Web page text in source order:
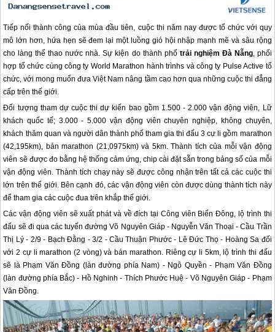
Tiếp nối thành công của mùa đầu tiên, cuộc thi năm nay được tổ chức với quy
mô lớn hơn, hứa hẹn sẽ đem lại một luồng gió hội nhập mạnh mẽ và sâu rộng
cho làng thể thao nước nhà. Sự kiện do thành phố trải nghiệm Đà Nẵng, phối
hợp tổ chức cùng công ty World Marathon hành trìnhs và công ty Pulse Active tổ
chức, với mong muốn đưa Việt Nam nâng tầm cao hơn qua những cuộc thi đẳng
cấp trên thế giới.
Đối tượng tham dự cuộc thi dự kiến bao gồm 1.500 - 2.000 vận động viên, Lữ
khách quốc tế; 3.000 - 5.000 vận động viên chuyên nghiệp, không chuyên,
khách thăm quan và người dân thành phố tham gia thi đấu 3 cự li gồm marathon
(42,195km), bán marathon (21,0975km) và 5km. Thành tích của mỗi vận động
viên sẽ được đo bằng hệ thống cảm ứng, chip cài đặt sẵn trong bảng số của mỗi
vận động viên. Thành tích chạy này sẽ được công nhận trên tất cả các cuộc thi
lớn trên thế giới. Bên cạnh đó, các vận động viên còn được dùng thành tích này
để tham gia các cuộc đua trên khắp thế giới.
Các vận động viên sẽ xuất phát và về đích tại Công viên Biển Đông, lộ trình thi
đấu sẽ đi qua các tuyến đường Võ Nguyên Giáp - Nguyễn Văn Thoại - Cầu Trần
Thị Lý - 2/9 - Bạch Đằng - 3/2 - Cầu Thuận Phước - Lê Đức Thọ - Hoàng Sa đối
với 2 cự li marathon (2 vòng) và bán marathon. Riêng cự li 5km, lộ trình thi đấu
sẽ là Phạm Văn Đồng (làn đường phía Nam) - Ngô Quyền - Phạm Văn Đồng
(làn đường phía Bắc) - Hồ Nghinh - Thích Phước Huệ - Võ Nguyên Giáp - Phạm
Văn Đồng.